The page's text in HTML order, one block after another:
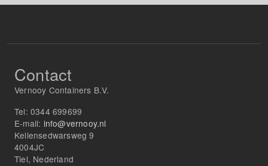
Contact
Vernooy Containers B.V.
Tel: 0344 699699
E-mail: info@vernooy.nl
Kellensedwarsweg 9
4004JC
Tiel, Nederland